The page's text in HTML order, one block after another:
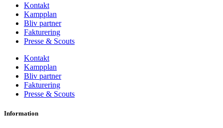
Kontakt
Kampplan
Bliv partner
Fakturering
Presse & Scouts
Kontakt
Kampplan
Bliv partner
Fakturering
Presse & Scouts
Information